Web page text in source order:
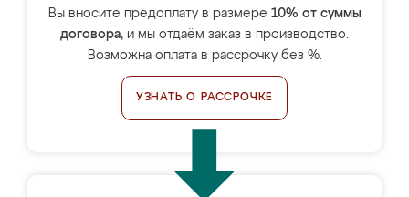
Вы вносите предоплату в размере 10% от суммы
договора, и мы отдаём заказ в производство.
Возможна оплата в рассрочку без %.
УЗНАТЬ О РАССРОЧКЕ